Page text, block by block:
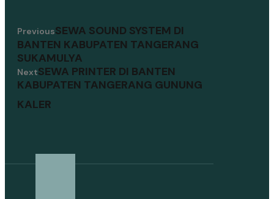
PreviousSEWA SOUND SYSTEM DI
BANTEN KABUPATEN TANGERANG
SUKAMULYA
NextSEWA PRINTER DI BANTEN
KABUPATEN TANGERANG GUNUNG
KALER